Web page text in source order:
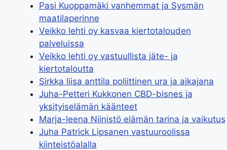
Pasi Kuoppamäki vanhemmat ja Sysmän
maatilaperinne
Veikko lehti oy kasvaa kiertotalouden
palveluissa
Veikko lehti oy vastuullista jäte- ja
kiertotaloutta
Sirkka liisa anttila poliittinen ura ja aikajana
Juha-Petteri Kukkonen CBD-bisnes ja
yksityiselämän käänteet
Marja-leena Niinistö elämän tarina ja vaikutus
Juha Patrick Lipsanen vastuuroolissa
kiinteistöalalla